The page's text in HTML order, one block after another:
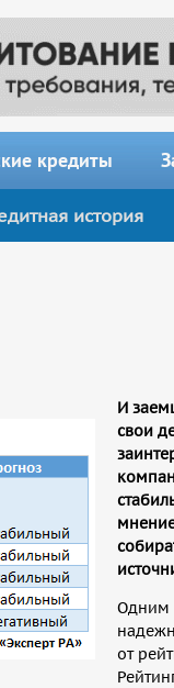
кредиты
история
И
свои
Одним
от